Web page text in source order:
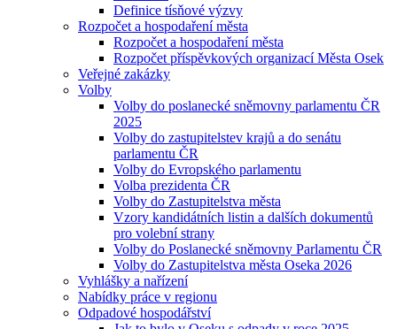
Definice tísňové výzvy
Rozpočet a hospodaření města
Rozpočet a hospodaření města
Rozpočet příspěvkových organizací Města Osek
Veřejné zakázky
Volby
Volby do poslanecké sněmovny parlamentu ČR
2025
Volby do zastupitelstev krajů a do senátu
parlamentu ČR
Volby do Evropského parlamentu
Volba prezidenta ČR
Volby do Zastupitelstva města
Vzory kandidátních listin a dalších dokumentů
pro volební strany
Volby do Poslanecké sněmovny Parlamentu ČR
Volby do Zastupitelstva města Oseka 2026
Vyhlášky a nařízení
Nabídky práce v regionu
Odpadové hospodářství